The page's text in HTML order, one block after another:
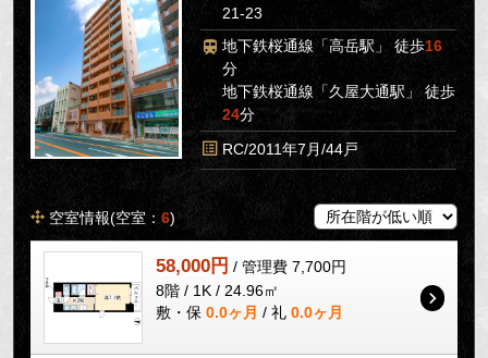
21-23
地下鉄桜通線「高岳駅」 徒歩16
分
地下鉄桜通線「久屋大通駅」 徒歩
24分
RC/2011年7月/44戸
空室情報(空室：6)
58,000円 / 管理費 7,700円
8階 / 1K / 24.96㎡
敷・保 0.0ヶ月 / 礼 0.0ヶ月